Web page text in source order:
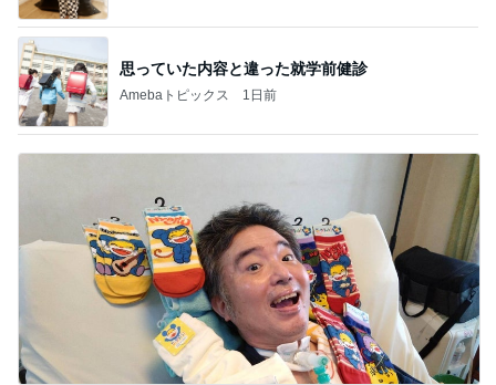
思っていた内容と違った就学前健診
Amebaトピックス 1日前